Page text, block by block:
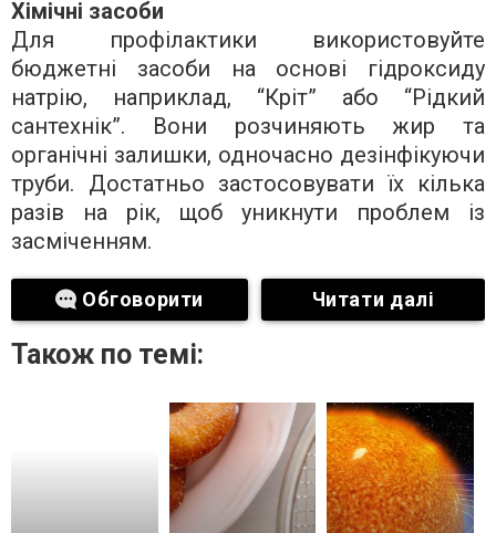
Хімічні засоби
Для профілактики використовуйте
бюджетні засоби на основі гідроксиду
натрію, наприклад, “Кріт” або “Рідкий
сантехнік”. Вони розчиняють жир та
органічні залишки, одночасно дезінфікуючи
труби. Достатньо застосовувати їх кілька
разів на рік, щоб уникнути проблем із
засміченням.
Обговорити Читати далі
Також по темі: